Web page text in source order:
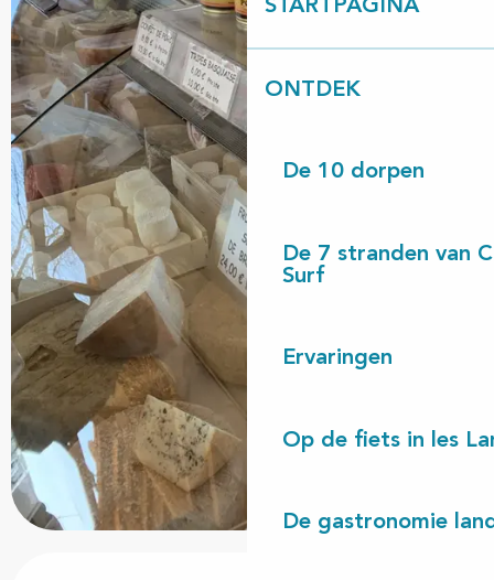
STARTPAGINA
ONTDEK
De 10 dorpen
De 7 stranden van
Surf
Ervaringen
Op de fiets in les
De gastronomie